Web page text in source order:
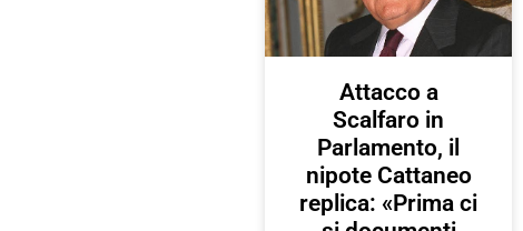
Attacco a
Scalfaro in
Parlamento, il
nipote Cattaneo
replica: «Prima ci